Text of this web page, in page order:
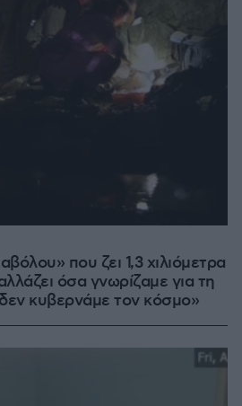
που ζει 1,3 χιλιόμετρα
όσα γνωρίζαμε για τη
κυβερνάμε τον κόσμο»